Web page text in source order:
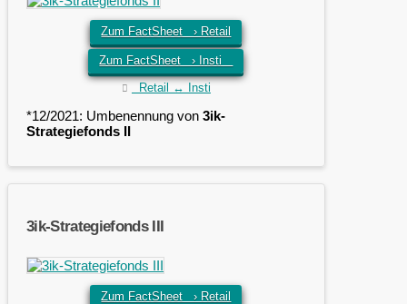
Zum FactSheet › Retail
Zum FactSheet › Insti
Retail ↔ Insti
*12/2021: Umbenennung von 3ik-
Strategiefonds II
3ik-Strategiefonds III
Zum FactSheet › Retail